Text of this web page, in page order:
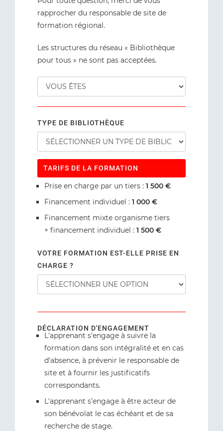
rapprocher du responsable de site de
formation régional.
Les structures du réseau « Bibliothèque
pour tous » ne sont pas acceptées.
TYPE DE BIBLIOTHÈQUE
TARIFS DE LA FORMATION
Prise en charge par un tiers : 1 500 €
Financement individuel : 1 000 €
Financement mixte organisme tiers
+ financement individuel : 1 500 €
VOTRE FORMATION EST-ELLE PRISE EN
CHARGE ?
DÉCLARATION D'ENGAGEMENT
L'apprenant s'engage à suivre la
formation dans son intégralité et en cas
d'absence, à prévenir le responsable de
site et à fournir les justificatifs
correspondants.
L'apprenant s’engage à être acteur de
son bénévolat le cas échéant et de sa
recherche de stage.